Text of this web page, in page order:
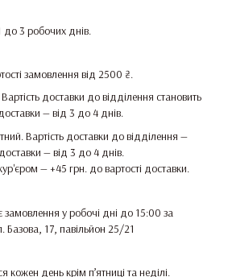
до 3 робочих днів.
замовлення від 2500 ₴.
доставки до відділення становить
— від 3 до 4 днів.
Вартість доставки до відділення —
— від 3 до 4 днів.
— +45 грн. до вартості доставки.
замовлення у робочі дні до 15:00 за
17, павільйон 25/21
кожен день крім п’ятниці та неділі.